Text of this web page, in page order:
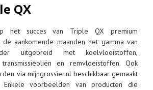
QX
het succes van Triple QX premium
aankomende maanden het gamma van
uitgebreid met koelvloeistoffen,
en remvloeistoffen. Ook
via mijngrossier.nl beschikbaar gemaakt
voorbeelden van producten die